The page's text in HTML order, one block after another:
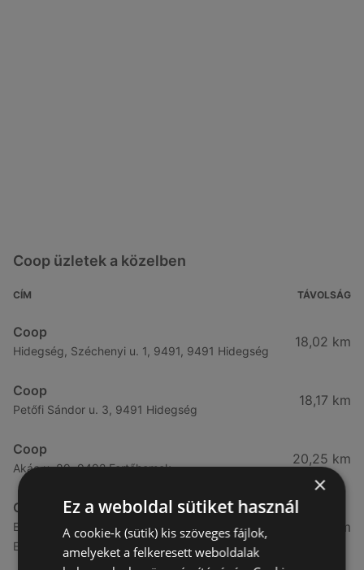
Coop üzletek a közelben
CÍM TÁVOLSÁG
Coop
Hidegség, Széchenyi u. 1, 9491, 9491 Hidegség
18,02 km
Coop
Petőfi Sándor u. 3, 9491 Hidegség
18,17 km
Coop
Akác u. 89, 9492 Fertőhomok
20,25 km
Coop
Esztergom, Külső Bánomi út, 2500, 9437
Esztergom
21,83 km
×
Ez a weboldal sütiket használ
A cookie-k (sütik) kis szöveges fájlok,
amelyeket a felkeresett weboldalak